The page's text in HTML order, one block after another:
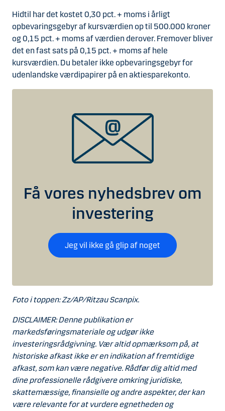
Hidtil har det kostet 0,30 pct. + moms i årligt
opbevaringsgebyr af kursværdien op til 500.000 kroner
og 0,15 pct. + moms af værdien derover. Fremover bliver
det en fast sats på 0,15 pct. + moms af hele
kursværdien. Du betaler ikke opbevaringsgebyr for
udenlandske værdipapirer på en aktiesparekonto.
Få vores nyhedsbrev om
investering
Jeg vil ikke gå glip af noget
Foto i toppen: Zz/AP/Ritzau Scanpix.
DISCLAIMER: Denne publikation er
markedsføringsmateriale og udgør ikke
investeringsrådgivning. Vær altid opmærksom på, at
historiske afkast ikke er en indikation af fremtidige
afkast, som kan være negative. Rådfør dig altid med
dine professionelle rådgivere omkring juridiske,
skattemæssige, finansielle og andre aspekter, der kan
være relevante for at vurdere egnetheden og